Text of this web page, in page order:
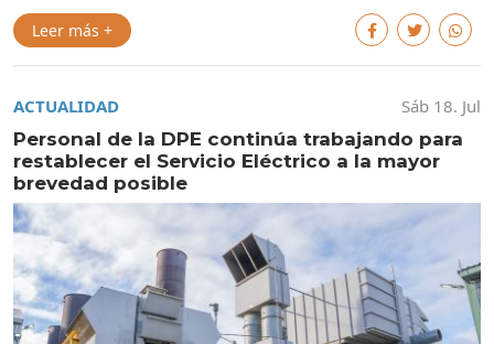
Leer más +
ACTUALIDAD
Sáb 18. Jul
Personal de la DPE continúa trabajando para
restablecer el Servicio Eléctrico a la mayor
brevedad posible